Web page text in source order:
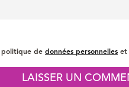
politique de données personnelles et